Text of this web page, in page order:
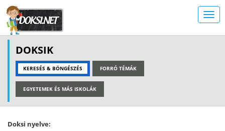
DOKSIK
KERESÉS & BÖNGÉSZÉS FORRÓ TÉMÁK
EGYETEMEK ÉS MÁS ISKOLÁK
Doksi nyelve: